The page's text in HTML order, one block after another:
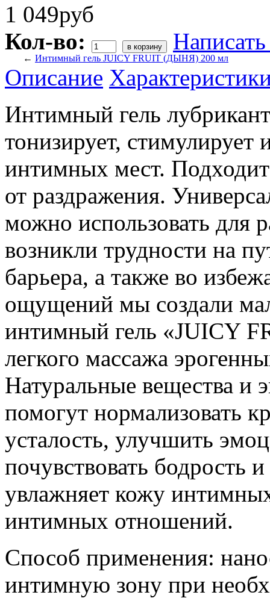
1 049руб
Кол-во:
← Интимный гель JUICY FRUIT (ДЫНЯ) 200 мл
Описание
Интимный гель
тонизирует, стимулирует
интимных мест.
от раздражения.
можно использовать для
возникли трудности на
барьера, а также во
ощущений мы создали
интимный гель «JUICY
легкого массажа
Натуральные вещества и
помогут нормализовать
усталость, улучшить
почувствовать бодрость
увлажняет кожу
интимных отношений.
Способ применения:
интимную зону при